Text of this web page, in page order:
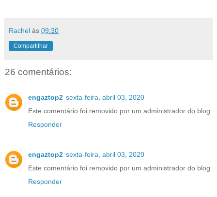
Rachel às 09:30
Compartilhar
26 comentários:
engaztop2 sexta-feira, abril 03, 2020
Este comentário foi removido por um administrador do blog.
Responder
engaztop2 sexta-feira, abril 03, 2020
Este comentário foi removido por um administrador do blog.
Responder